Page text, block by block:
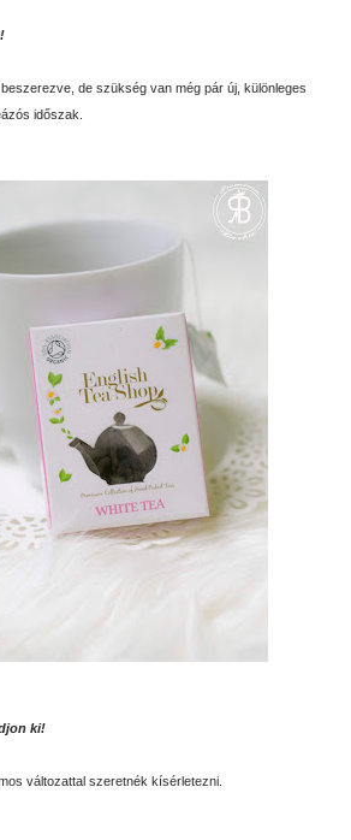
de szükség van még pár új, különleges
időszak.
ki!
változattal szeretnék kísérletezni.